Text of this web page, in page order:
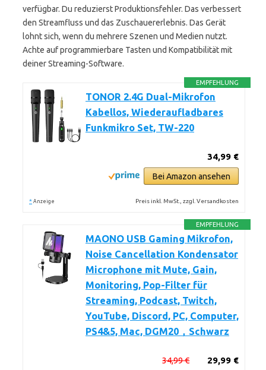
verfügbar. Du reduzierst Produktionsfehler. Das verbessert
den Streamfluss und das Zuschauererlebnis. Das Gerät
lohnt sich, wenn du mehrere Szenen und Medien nutzt.
Achte auf programmierbare Tasten und Kompatibilität mit
deiner Streaming-Software.
EMPFEHLUNG
TONOR 2.4G Dual-Mikrofon
Kabellos, Wiederaufladbares
Funkmikro Set, TW-220
34,99 €
Bei Amazon ansehen
* Anzeige Preis inkl. MwSt., zzgl. Versandkosten
EMPFEHLUNG
MAONO USB Gaming Mikrofon,
Noise Cancellation Kondensator
Microphone mit Mute, Gain,
Monitoring, Pop-Filter für
Streaming, Podcast, Twitch,
YouTube, Discord, PC, Computer,
PS4&5, Mac, DGM20，Schwarz
29,99 €
34,99 €